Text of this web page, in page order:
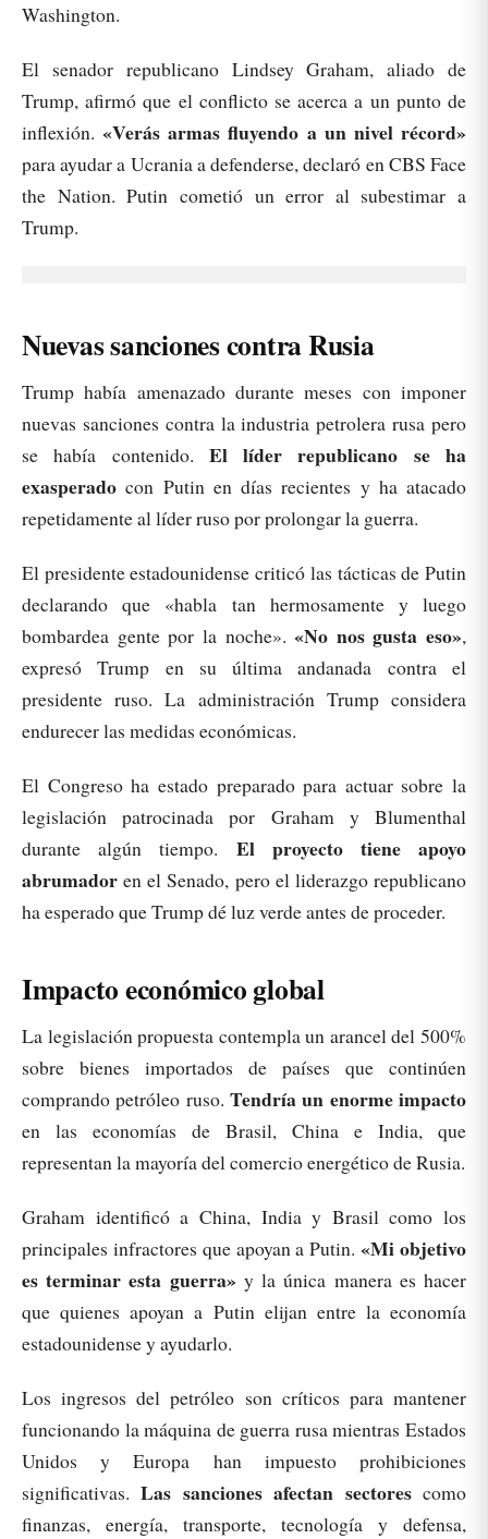
Washington.
El senador republicano Lindsey Graham, aliado de
Trump, afirmó que el conflicto se acerca a un punto de
inflexión.«Verás armas fluyendo a un nivel récord»
para ayudar a Ucrania a defenderse, declaró en CBS Face
the Nation. Putin cometió un error al subestimar a
Trump.
Nuevas sanciones contra Rusia
Trump había amenazado durante meses con imponer
nuevas sanciones contra la industria petrolera rusa pero
se había contenido. El líder republicano se ha
exasperado con Putin en días recientes y ha atacado
repetidamente al líder ruso por prolongar la guerra.
El presidente estadounidense criticó las tácticas de Putin
declarando que «habla tan hermosamente y luego
bombardea gente por la noche».«No nos gusta eso»,
expresó Trump en su última andanada contra el
presidente ruso. La administración Trump considera
endurecer las medidas económicas.
El Congreso ha estado preparado para actuar sobre la
legislación patrocinada por Graham y Blumenthal
durante algún tiempo. El proyecto tiene apoyo
abrumador en el Senado, pero el liderazgo republicano
ha esperado que Trump dé luz verde antes de proceder.
Impacto económico global
La legislación propuesta contempla un arancel del 500%
sobre bienes importados de países que continúen
comprando petróleo ruso. Tendría un enorme impacto
en las economías de Brasil, China e India, que
representan la mayoría del comercio energético de Rusia.
Graham identificó a China, India y Brasil como los
principales infractores que apoyan a Putin.«Mi objetivo
es terminar esta guerra» y la única manera es hacer
que quienes apoyan a Putin elijan entre la economía
estadounidense y ayudarlo.
Los ingresos del petróleo son críticos para mantener
funcionando la máquina de guerra rusa mientras Estados
Unidos y Europa han impuesto prohibiciones
significativas.Las sanciones afectan sectorescomo
finanzas, energía, transporte, tecnología y defensa,